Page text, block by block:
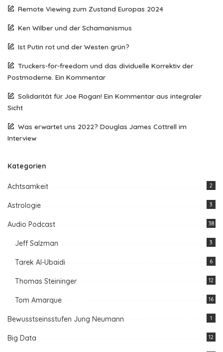
Remote Viewing zum Zustand Europas 2024
Ken Wilber und der Schamanismus
Ist Putin rot und der Westen grün?
Truckers-for-freedom und das dividuelle Korrektiv der
Postmoderne. Ein Kommentar
Solidarität für Joe Rogan! Ein Kommentar aus integraler
Sicht
Was erwartet uns 2022? Douglas James Cottrell im
Interview
Kategorien
Achtsamkeit 2
Astrologie 3
Audio Podcast 38
Jeff Salzman 3
Tarek Al-Ubaidi 6
Thomas Steininger 12
Tom Amarque 16
Bewusstseinsstufen Jung Neumann 1
Big Data 12